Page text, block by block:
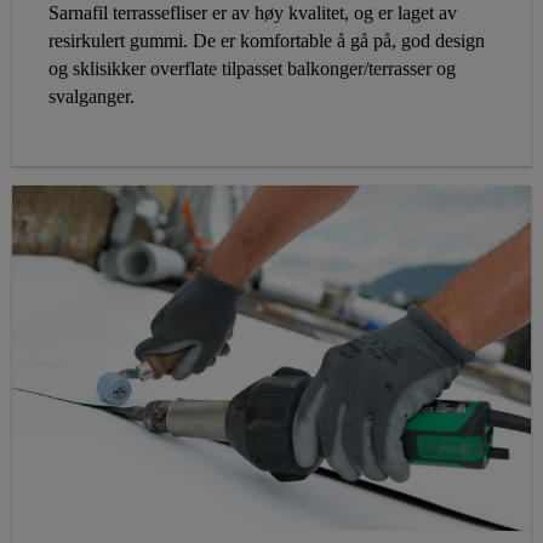
Sarnafil terrassefliser er av høy kvalitet, og er laget av
resirkulert gummi. De er komfortable å gå på, god design
og sklisikker overflate tilpasset balkonger/terrasser og
svalganger.